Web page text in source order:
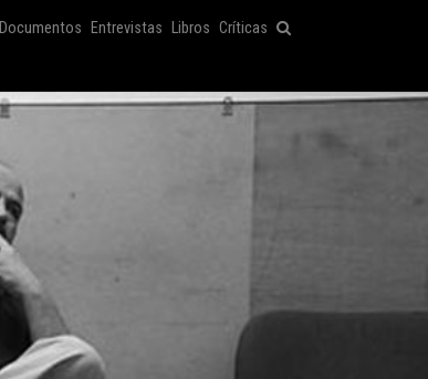
Documentos Entrevistas Libros Críticas